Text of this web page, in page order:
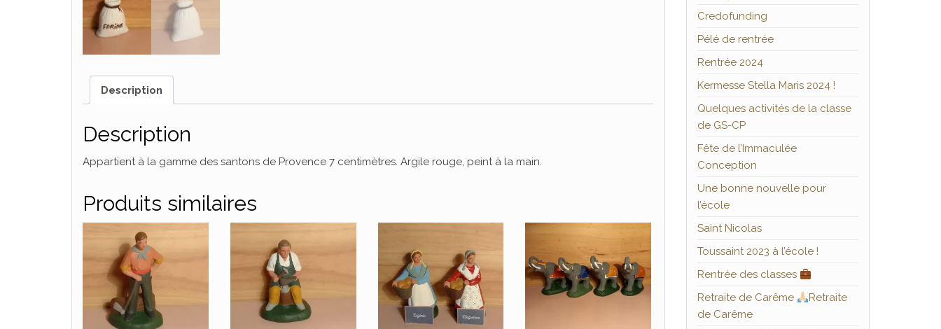
Description
Description
Appartient à la gamme des santons de Provence 7 centimètres. Argile rouge, peint à la main.
Produits similaires
Credofunding
Pélé de rentrée
Rentrée 2024
Kermesse Stella Maris 2024 !
Quelques activités de la classe
de GS-CP
Fête de l’Immaculée
Conception
Une bonne nouvelle pour
l’école
Saint Nicolas
Toussaint 2023 à l’école !
Rentrée des classes
Retraite de Carême
Retraite
de Carême